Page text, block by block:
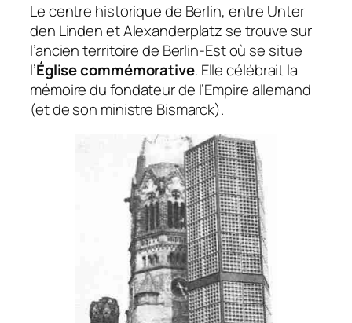
Le centre historique de Berlin, entre Unter
den Linden et Alexanderplatz se trouve sur
l’ancien territoire de Berlin-Est où se situe
l’Église commémorative. Elle célébrait la
mémoire du fondateur de l’Empire allemand
(et de son ministre Bismarck).